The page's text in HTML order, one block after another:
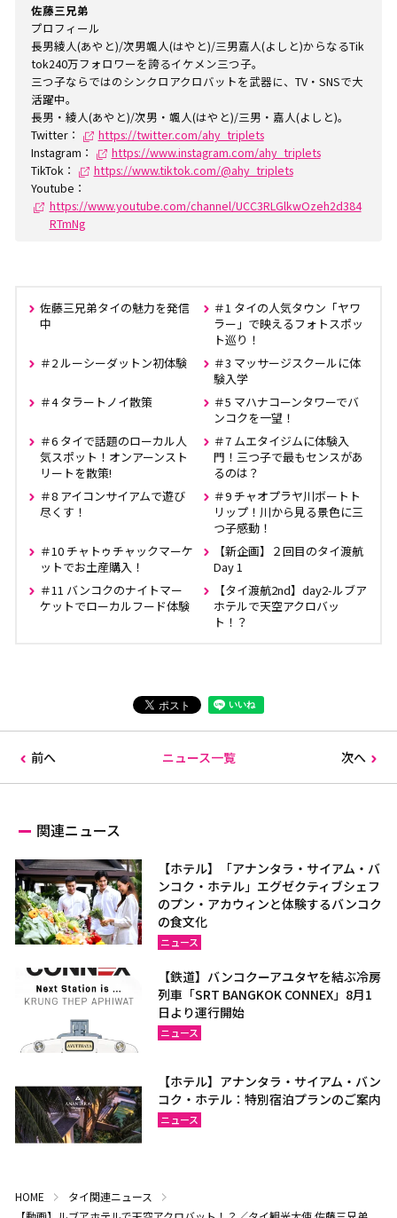
佐藤三兄弟
プロフィール
長男綾人(あやと)/次男颯人(はやと)/三男嘉人(よしと)からなるTik
tok240万フォロワーを誇るイケメン三つ子。
三つ子ならではのシンクロアクロバットを武器に、TV・SNSで大
活躍中。
長男・綾人(あやと)/次男・颯人(はやと)/三男・嘉人(よしと)。
Twitter：
https://twitter.com/ahy_triplets
Instagram：
https://www.instagram.com/ahy_triplets
TikTok：
https://www.tiktok.com/@ahy_triplets
Youtube：
https://www.youtube.com/channel/UCC3RLGlkwOzeh2d384
RTmNg
佐藤三兄弟タイの魅力を発信
中
＃1 タイの人気タウン「ヤワ
ラー」で映えるフォトスポッ
ト巡り！
＃2 ルーシーダットン初体験
＃3 マッサージスクールに体
験入学
＃4 タラートノイ散策
＃5 マハナコーンタワーでバ
ンコクを一望！
＃6 タイで話題のローカル人
気スポット！オンアーンスト
リートを散策!
＃7 ムエタイジムに体験入
門！三つ子で最もセンスがあ
るのは？
＃8 アイコンサイアムで遊び
尽くす！
＃9 チャオプラヤ川ボートト
リップ！川から見る景色に三
つ子感動！
＃10 チャトゥチャックマーケ
ットでお土産購入！
【新企画】２回目のタイ渡航
Day 1
＃11 バンコクのナイトマー
ケットでローカルフード体験
【タイ渡航2nd】day2-ルブア
ホテルで天空アクロバッ
ト！？
前へ ニュース一覧 次へ
関連ニュース
【ホテル】「アナンタラ・サイアム・バ
ンコク・ホテル」エグゼクティブシェフ
のプン・アカウィンと体験するバンコク
の食文化
ニュース
【鉄道】バンコクーアユタヤを結ぶ冷房
列車「SRT BANGKOK CONNEX」8月1
日より運行開始
ニュース
【ホテル】アナンタラ・サイアム・バン
コク・ホテル：特別宿泊プランのご案内
ニュース
HOME
タイ関連ニュース